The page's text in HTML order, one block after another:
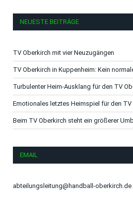
NEUESTE BEITRÄGE
TV Oberkirch mit vier Neuzugängen
TV Oberkirch in Kuppenheim: Kein
Turbulenter Heim-Ausklang für den TV
Emotionales letztes Heimspiel für den TV
Beim TV Oberkirch steht ein größerer
EMAIL
abteilungsleitung@handball-oberkirch.de